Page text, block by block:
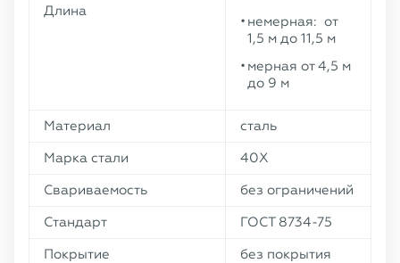
Длина
немерная: от
1,5 м до 11,5 м
мерная от 4,5 м
до 9 м
Материал
сталь
Марка стали
40X
Свариваемость
без ограничений
Стандарт
ГОСТ 8734-75
Покрытие
без покрытия